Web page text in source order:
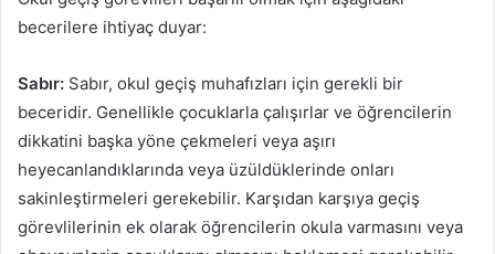
becerilere ihtiyaç duyar:
Sabır: Sabır, okul geçiş muhafızları için gerekli bir
beceridir. Genellikle çocuklarla çalışırlar ve öğrencilerin
dikkatini başka yöne çekmeleri veya aşırı
heyecanlandıklarında veya üzüldüklerinde onları
sakinleştirmeleri gerekebilir. Karşıdan karşıya geçiş
görevlilerinin ek olarak öğrencilerin okula varmasını veya